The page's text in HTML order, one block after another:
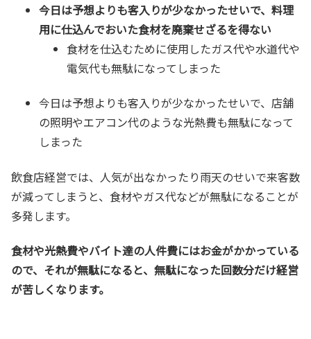
今日は予想よりも客入りが少なかったせいで、料理
用に仕込んでおいた食材を廃棄せざるを得ない
食材を仕込むために使用したガス代や水道代や
電気代も無駄になってしまった
今日は予想よりも客入りが少なかったせいで、店舗
の照明やエアコン代のような光熱費も無駄になって
しまった
飲食店経営では、人気が出なかったり雨天のせいで来客数
が減ってしまうと、食材やガス代などが無駄になることが
多発します。
食材や光熱費やバイト達の人件費にはお金がかかっている
ので、それが無駄になると、無駄になった回数分だけ経営
が苦しくなります。